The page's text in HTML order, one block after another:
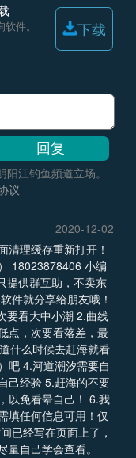
件。 下载
江钓鱼频道立场。
议
2020-12-02
清理缓存重新打开！
18023878406 小编
提供群互助，不卖东
件就分享给朋友哦！
要看大中小潮 2.曲线
点，次要看落差，最
什么时候去赶海就看
吧 4.河道潮汐需要自
己经验 5.赶海的不要
以免看晕自己！ 6.我
填任何信息可用！仅
已经写在页面上了，
自己学会查看。